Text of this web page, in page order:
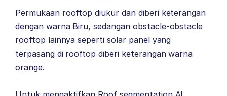
Permukaan rooftop diukur dan diberi keterangan
dengan warna Biru, sedangan obstacle-obstacle
rooftop lainnya seperti solar panel yang
terpasang di rooftop diberi keterangan warna
orange.